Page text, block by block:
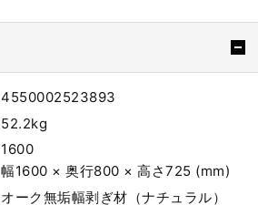
4550002523893
52.2kg
1600
幅1600 × 奥行800 × 高さ725 (mm)
オーク無垢幅剥ぎ材（ナチュラル）